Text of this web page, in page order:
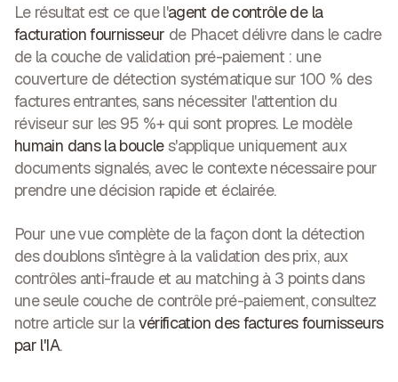
Le résultat est ce que l'agent de contrôle de la
facturation fournisseur de Phacet délivre dans le cadre
de la couche de validation pré-paiement : une
couverture de détection systématique sur 100 % des
factures entrantes, sans nécessiter l'attention du
réviseur sur les 95 %+ qui sont propres. Le modèle
humain dans la boucles'applique uniquement aux
documents signalés, avec le contexte nécessaire pour
prendre une décision rapide et éclairée.
Pour une vue complète de la façon dont la détection
des doublons s'intègre à la validation des prix, aux
contrôles anti-fraude et au matching à 3 points dans
une seule couche de contrôle pré-paiement, consultez
notre article sur lavérification des factures fournisseurs
par l'IA.